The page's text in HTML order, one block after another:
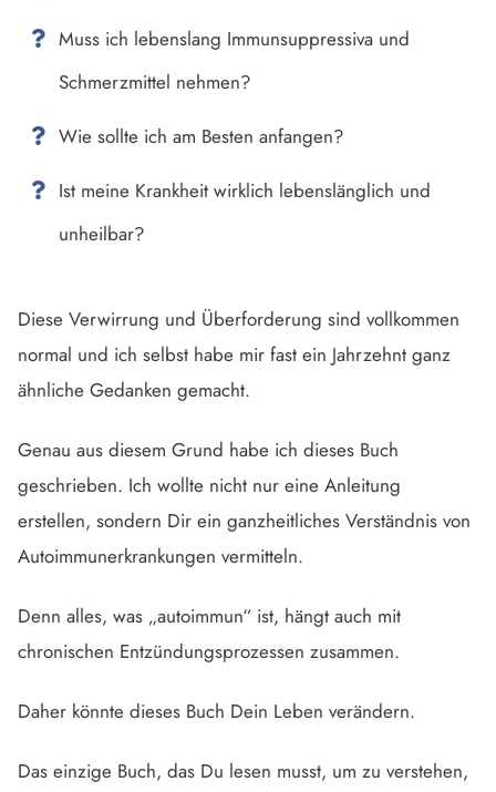
Muss ich lebenslang Immunsuppressiva und
Schmerzmittel nehmen?
Wie sollte ich am Besten anfangen?
Ist meine Krankheit wirklich lebenslänglich und
unheilbar?
Diese Verwirrung und Überforderung sind vollkommen
normal und ich selbst habe mir fast ein Jahrzehnt ganz
ähnliche Gedanken gemacht.
Genau aus diesem Grund habe ich dieses Buch
geschrieben. Ich wollte nicht nur eine Anleitung
erstellen, sondern Dir ein ganzheitliches Verständnis von
Autoimmunerkrankungen vermitteln.
Denn alles, was „autoimmun“ ist, hängt auch mit
chronischen Entzündungsprozessen zusammen.
Daher könnte dieses Buch Dein Leben verändern.
Das einzige Buch, das Du lesen musst, um zu verstehen,